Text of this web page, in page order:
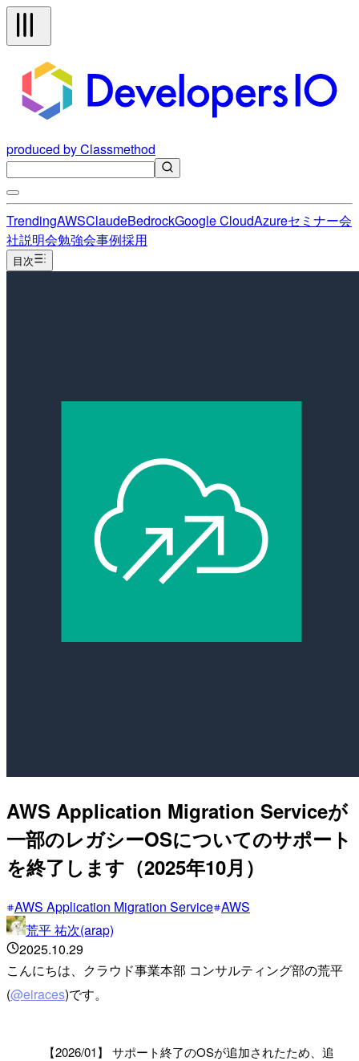
produced by Classmethod
TrendingAWSClaudeBedrockGoogle CloudAzureセミナー会
社説明会勉強会事例採用
目次
AWS Application Migration Serviceが
一部のレガシーOSについてのサポート
を終了します（2025年10月）
AWS Application Migration Service AWS
荒平 祐次(arap)
2025.10.29
こんにちは、クラウド事業本部 コンサルティング部の荒平
(@eiraces)です。
【2026/01】 サポート終了のOSが追加されたため、追